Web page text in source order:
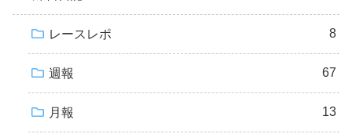
レースレポ 8
週報 67
月報 13